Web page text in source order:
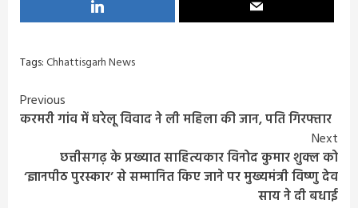
Tags:Chhattisgarh News
Continue
Reading
Previous
करमरी गांव में घरेलू विवाद ने ली महिला की जान, पति गिरफ्तार
Next
छत्तीसगढ़ के प्रख्यात साहित्यकार विनोद कुमार शुक्ल को
‘ज्ञानपीठ पुरस्कार’ से सम्मानित किए जाने पर मुख्यमंत्री विष्णु देव
साय ने दी बधाई